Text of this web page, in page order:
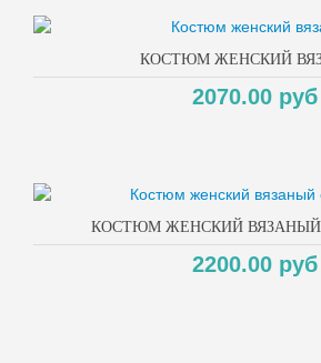
КОСТЮМ ЖЕНСКИЙ
2070.00 руб
КОСТЮМ ЖЕНСКИЙ
2200.00 руб